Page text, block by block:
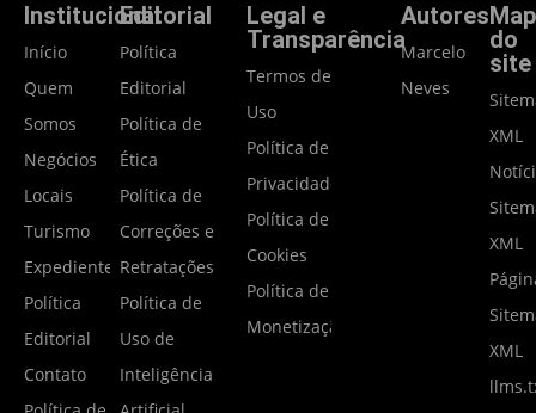
Institucional
Início
Quem
Somos
Negócios
Locais
Turismo
Expediente
Política
Editorial
Contato
Editorial
Política
Editorial
Política de
Ética
Política de
Correções e
Retratações
Política de
Uso de
Inteligência
Legal e
Transparência
Termos de
Uso
Política de
Privacidade
Política de
Cookies
Política de
Monetização
Autores
Marcelo
Neves
do
site
XML
XML
XML